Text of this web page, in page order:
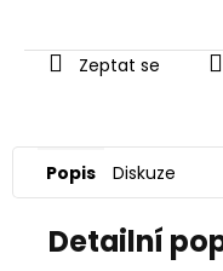
Zeptat se
Popis Diskuze
Detailní